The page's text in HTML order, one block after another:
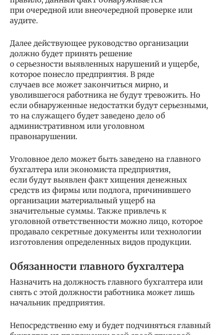
при очередной или внеочередной проверке или
аудите.
Далее действующее руководство организации
должно будет принять решение
о серьезности выявленных нарушений и ущербе,
которое понесло предприятия. В ряде
случаев все может закончиться мирно, и
уволившегося работника не будут тревожить. Но
если обнаруженные недостатки будут серьезными,
то на служащего будет заведено дело об
административном или уголовном
правонарушении.
Уголовное дело может быть заведено на главного
бухгалтера или экономиста предприятия,
если будут выявлен факт хищения денежных
средств из фирмы или подлога, причинившего
организации материальный ущерб на
значительные суммы. Также привлечь к
уголовной ответственности можно лицо, которое
продавало секретные документы или технологии
изготовления определенных видов продукции.
Обязанности главного бухгалтера
Назначить на должность главного бухгалтера или
снять с этой должности работника может лишь
начальник предприятия.
Непосредственно ему и будет подчиняться главный